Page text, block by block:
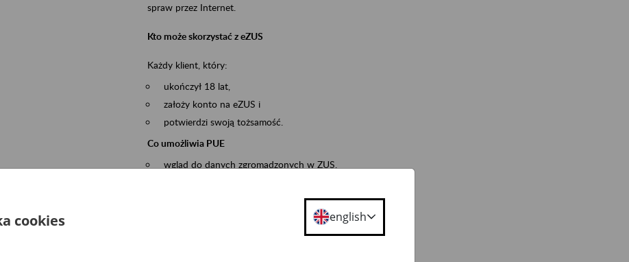
spraw przez Internet.
Kto może skorzystać z eZUS
Każdy klient, który:
ukończył 18 lat,
założy konto na eZUS i
potwierdzi swoją tożsamość.
Co umożliwia PUE
wgląd do danych zgromadzonych w ZUS,
składanie wniosków i otrzymywanie na nie odpowiedzi,
zadawanie pytań i otrzymywanie odpowiedzi z ZUS,
umawianie się na wizyty w jednostce ZUS.
cookies english